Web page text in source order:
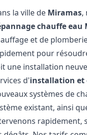
la ville de Miramas,
chauffe eau
et de
pour
une installation
d'installation et
systèmes de
existant, ainsi
rapidement,